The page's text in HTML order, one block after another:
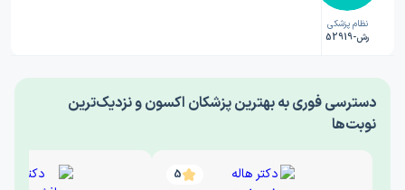
نظام پزشکی
رش-52919
‎دسترسی فوری به بهترین پزشکان اکسون و نزدیک‌ترین
نوبت‌ها
5